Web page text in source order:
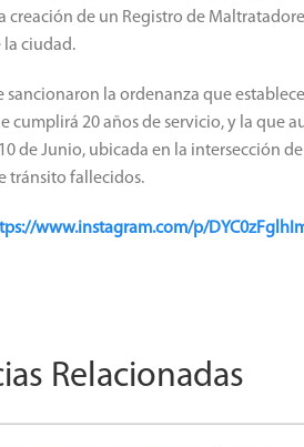
creación de un Registro de
ciudad.
sancionaron la ordenanza que
cumplirá 20 años de servicio, y la que
de Junio, ubicada en la intersección
tránsito fallecidos.
www.instagram.com/p/
Relacionadas